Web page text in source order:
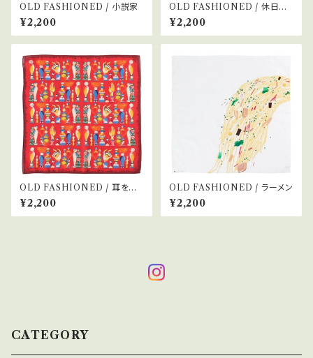
OLD FASHIONED / 小説家
¥2,200
OLD FASHIONED / 休日出
勤
¥2,200
OLD FASHIONED / 耳をす
ますと
¥2,200
OLD FASHIONED / ラーメン
¥2,200
CATEGORY